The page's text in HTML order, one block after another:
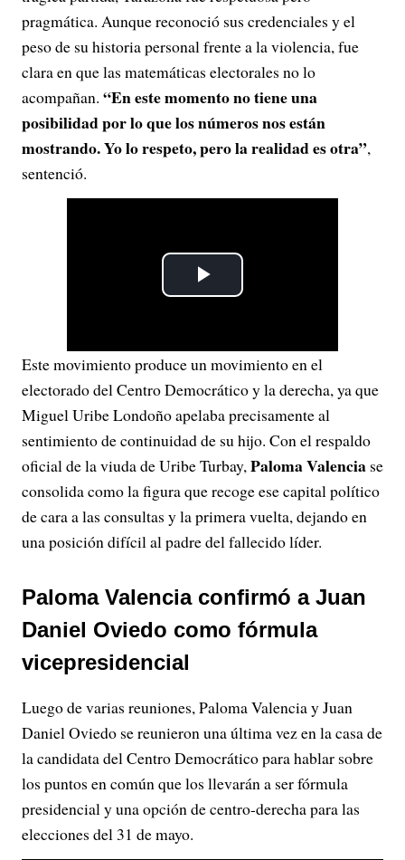
pragmática. Aunque reconoció sus credenciales y el
peso de su historia personal frente a la violencia, fue
clara en que las matemáticas electorales no lo
acompañan. “En este momento no tiene una
posibilidad por lo que los números nos están
mostrando. Yo lo respeto, pero la realidad es otra”,
sentenció.
P
a
y
V
i
d
o
Este movimiento produce un movimiento en el
electorado del Centro Democrático y la derecha, ya que
Miguel Uribe Londoño apelaba precisamente al
sentimiento de continuidad de su hijo. Con el respaldo
oficial de la viuda de Uribe Turbay,Paloma Valencia se
consolida como la figura que recoge ese capital político
de cara a las consultas y la primera vuelta, dejando en
una posición difícil al padre del fallecido líder.
Paloma Valencia confirmó a Juan
Daniel Oviedo como fórmula
vicepresidencial
Luego de varias reuniones, Paloma Valencia y Juan
Daniel Oviedo se reunieron una última vez en la casa de
la candidata del Centro Democrático para hablar sobre
los puntos en común que los llevarán a ser fórmula
presidencial y una opción de centro-derecha para las
elecciones del 31 de mayo.